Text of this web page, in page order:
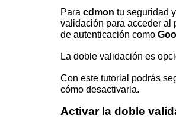
Para cdmon tu seguridad
validación para acceder al
de autenticación como
La doble validación es
Con este tutorial podrás
cómo desactivarla.
Activar la doble